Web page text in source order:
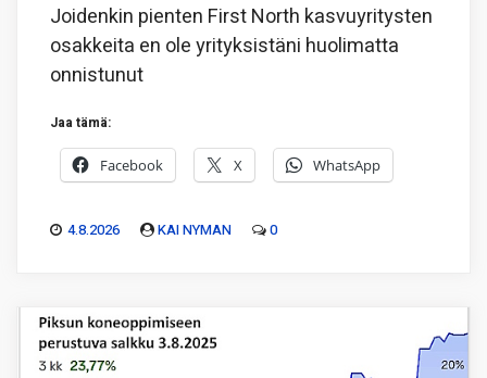
Joidenkin pienten First North kasvuyritysten
osakkeita en ole yrityksistäni huolimatta
onnistunut
Jaa tämä:
Facebook X WhatsApp
4.8.2026 KAI NYMAN 0